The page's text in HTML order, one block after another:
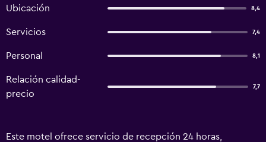
Ubicación 8,4
Servicios 7,4
Personal 8,1
Relación calidad-
precio
7,7
Este motel ofrece servicio de recepción 24 horas,